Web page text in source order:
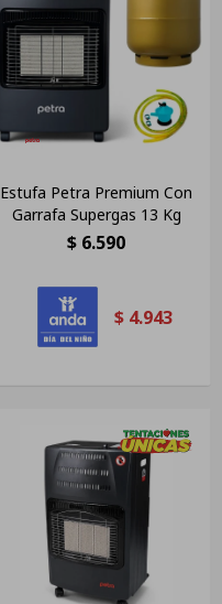
Estufa Petra Premium Con
Garrafa Supergas 13 Kg
$ 6.590
$ 4.943